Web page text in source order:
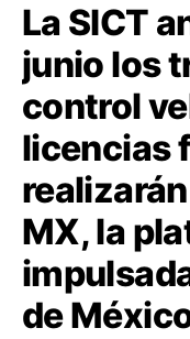
La SICT
junio los
control
licencias
MX, la
de